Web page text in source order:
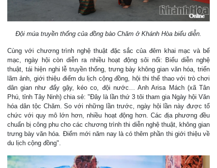
Đội múa truyền thống của đồng bào Chăm ở Khánh Hòa biểu diễn.
Cùng với chương trình nghệ thuật đặc sắc của đêm khai mạc và bế
mạc, ngày hội còn diễn ra nhiều hoạt động sôi nổi: Biểu diễn nghệ
thuật, tái hiện nghi lễ truyền thống, trưng bày không gian văn hóa, triển
lãm ảnh, giới thiệu điểm du lịch cộng đồng, hội thi thể thao với trò chơi
dân gian như đẩy gậy, kéo co, đội nước… Anh Arisa Mách (xã Tân
Phú, tỉnh Tây Ninh) chia sẻ: "Đây là lần thứ 3 tôi tham gia Ngày hội Văn
hóa dân tộc Chăm. So với những lần trước, ngày hội lần này được tổ
chức với quy mô lớn hơn, nhiều hoạt động hơn. Các địa phương đều
chuẩn bị công phu cho các chương trình thi diễn nghệ thuật, không gian
trưng bày văn hóa. Điểm mới năm nay là có thêm phần thi giới thiệu về
du lịch cộng đồng".